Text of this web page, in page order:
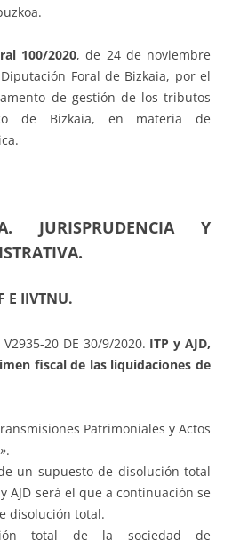
100/2020, de 24 de noviembre
Foral de Bizkaia, por el
de gestión de los tributos
de Bizkaia, en materia de
JURISPRUDENCIA Y
E IIVTNU.
V2935-20 DE 30/9/2020. ITP y AJD,
fiscal de las liquidaciones de
Patrimoniales y Actos
un supuesto de disolución total
AJD será el que a continuación se
disolución total.
total de la sociedad de